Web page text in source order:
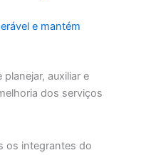
e mantém
auxiliar e
dos serviços
os integrantes do